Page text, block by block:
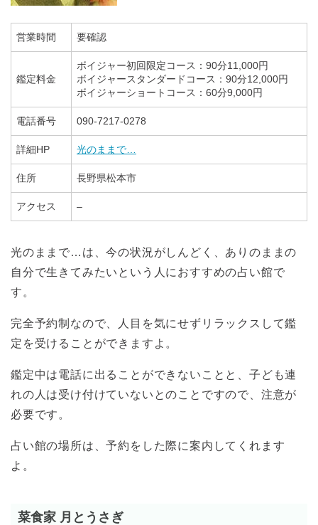
営業時間 要確認
鑑定料金
ボイジャー初回限定コース：90分11,000円
ボイジャースタンダードコース：90分12,000円
ボイジャーショートコース：60分9,000円
電話番号 090-7217-0278
詳細HP 光のままで…
住所 長野県松本市
アクセス –
光のままで…は、今の状況がしんどく、ありのままの
自分で生きてみたいという人におすすめの占い館で
す。
完全予約制なので、人目を気にせずリラックスして鑑
定を受けることができますよ。
鑑定中は電話に出ることができないことと、子ども連
れの人は受け付けていないとのことですので、注意が
必要です。
占い館の場所は、予約をした際に案内してくれます
よ。
菜食家 月とうさぎ